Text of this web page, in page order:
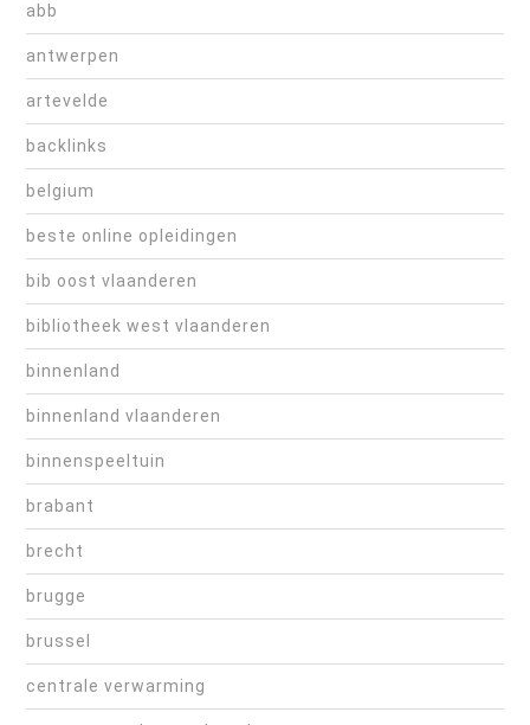
abb
antwerpen
artevelde
backlinks
belgium
beste online opleidingen
bib oost vlaanderen
bibliotheek west vlaanderen
binnenland
binnenland vlaanderen
binnenspeeltuin
brabant
brecht
brugge
brussel
centrale verwarming